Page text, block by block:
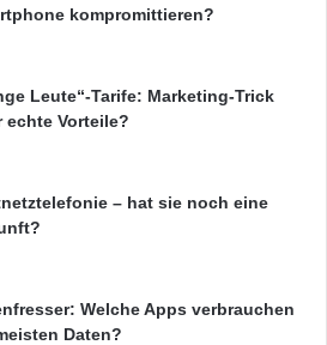
kompromittieren?
Leute“-Tarife: Marketing-Trick
echte Vorteile?
– hat sie noch eine
Welche Apps verbrauchen
Daten?